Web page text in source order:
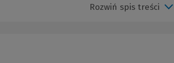
Rozwiń spis treści